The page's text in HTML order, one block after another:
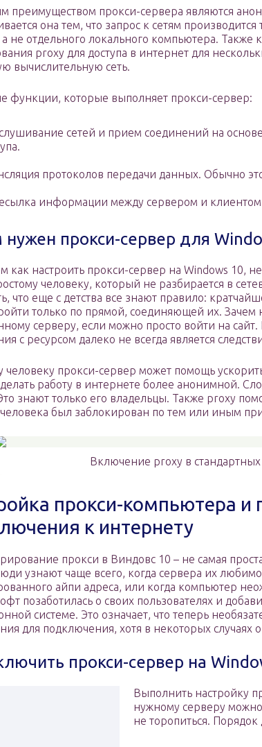
преимуществом прокси-сервера являются
она тем, что запрос к сетям
не отдельного локального компьютера. Также
proxy для доступа в интернет для
вычислительную сеть.
функции, которые выполняет прокси-сервер:
сетей и прием соединений на
протоколов передачи данных. Обычно
информации между сервером и клиентом
нужен прокси-сервер для
как настроить прокси-сервер на Windows 10,
человеку, который не разбирается в
что еще с детства все знают правило:
только по прямой, соединяющей их. Зачем
серверу, если можно просто войти на
с ресурсом далеко не всегда является
человеку прокси-сервер может помощь
работу в интернете более анонимной.
знают только его владельцы. Также proxy
человека был заблокирован по тем или иным
Включение proxy в стандартных
прокси-компьютера и
к интернету
прокси в Виндовс 10 – не самая
узнают чаще всего, когда сервера их
айпи адреса, или когда компьютер
позаботилась о своих пользователях и
системе. Это означает, что теперь
для подключения, хотя в некоторых случаях
прокси-сервер на
Выполнить настройку
нужному серверу
не торопиться. Порядок